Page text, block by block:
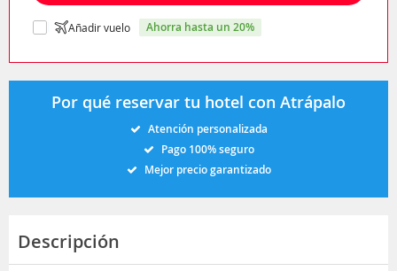
Añadir vuelo ahorra hasta un 20%
Por qué reservar tu hotel con Atrápalo
Atención personalizada
Pago 100% seguro
Mejor precio garantizado
Descripción